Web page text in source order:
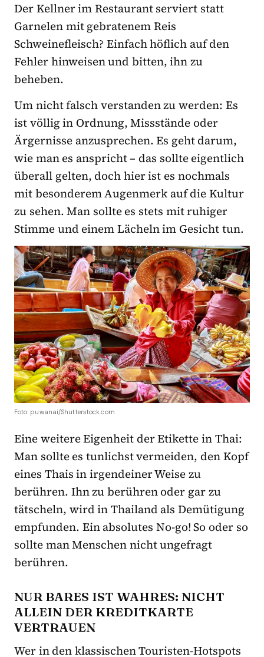
Der Kellner im Restaurant serviert statt
Garnelen mit gebratenem Reis
Schweinefleisch? Einfach höflich auf den
Fehler hinweisen und bitten, ihn zu
beheben.
Um nicht falsch verstanden zu werden: Es
ist völlig in Ordnung, Missstände oder
Ärgernisse anzusprechen. Es geht darum,
wie man es anspricht – das sollte eigentlich
überall gelten, doch hier ist es nochmals
mit besonderem Augenmerk auf die Kultur
zu sehen. Man sollte es stets mit ruhiger
Stimme und einem Lächeln im Gesicht tun.
Foto: puwanai/Shutterstock.com
Eine weitere Eigenheit der Etikette in Thai:
Man sollte es tunlichst vermeiden, den Kopf
eines Thais in irgendeiner Weise zu
berühren. Ihn zu berühren oder gar zu
tätscheln, wird in Thailand als Demütigung
empfunden. Ein absolutes No-go! So oder so
sollte man Menschen nicht ungefragt
berühren.
NUR BARES IST WAHRES: NICHT
ALLEIN DER KREDITKARTE
VERTRAUEN
Wer in den klassischen Touristen-Hotspots